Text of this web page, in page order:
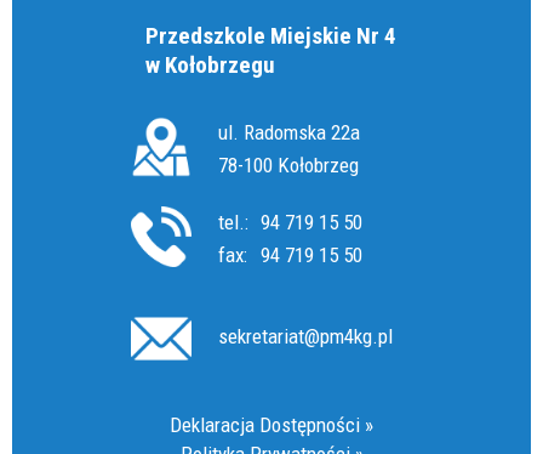
Przedszkole Miejskie Nr 4
w Kołobrzegu
ul. Radomska 22a
78-100 Kołobrzeg
tel.: 94 719 15 50
fax: 94 719 15 50
sekretariat@pm4kg.pl
Deklaracja Dostępności